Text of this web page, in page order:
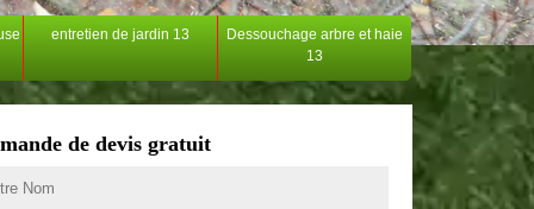
entretien de jardin 13
Dessouchage arbre et haie
13
de devis gratuit